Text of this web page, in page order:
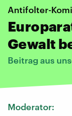
Antifolter-
Gewalt
Beitrag aus
Moderator: